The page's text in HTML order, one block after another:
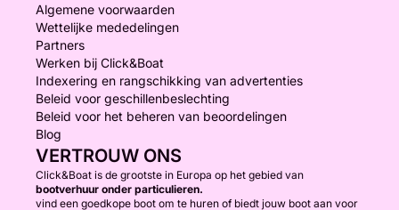
Algemene voorwaarden
Wettelijke mededelingen
Partners
Werken bij Click&Boat
Indexering en rangschikking van advertenties
Beleid voor geschillenbeslechting
Beleid voor het beheren van beoordelingen
Blog
VERTROUW ONS
Click&Boat is de grootste in Europa op het gebied van
bootverhuur onder particulieren.
vind een goedkope boot om te huren of biedt jouw boot aan voor